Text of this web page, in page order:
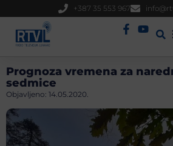
+387 35 553 967
Prognoza vremena za
sedmice
Objavljeno: 14.05.2020.